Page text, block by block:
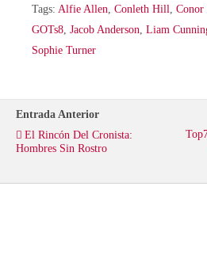
i
t
c a
Tags: Alfie Allen Conleth Hill Conor
GOTs8 Jacob Anderson Liam
Sophie Turner
Entrada Anterior
El Rincón Del Cronista:
Hombres Sin Rostro